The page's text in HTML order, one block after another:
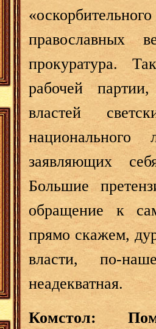
прокуратура.
рабочей
властей
заявляющих
Большие
обращение к
прямо скажем,
власти, по-
неадекватная.
Комстол: